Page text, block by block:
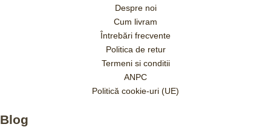
Despre noi
Cum livram
Întrebări frecvente
Politica de retur
Termeni si conditii
ANPC
Politică cookie-uri (UE)
Blog